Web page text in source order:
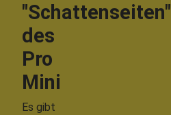
"Schattenseiten"
des
Pro
Mini
Es gibt